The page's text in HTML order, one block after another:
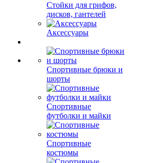
Стойки для грифов,
дисков, гантелей
Аксессуары
Спортивные брюки и
шорты
Спортивные
футболки и майки
Спортивные
костюмы